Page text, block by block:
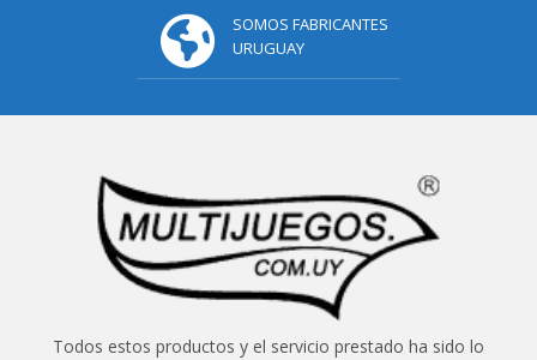
SOMOS FABRICANTES
URUGUAY
Todos estos productos y el servicio prestado ha sido lo